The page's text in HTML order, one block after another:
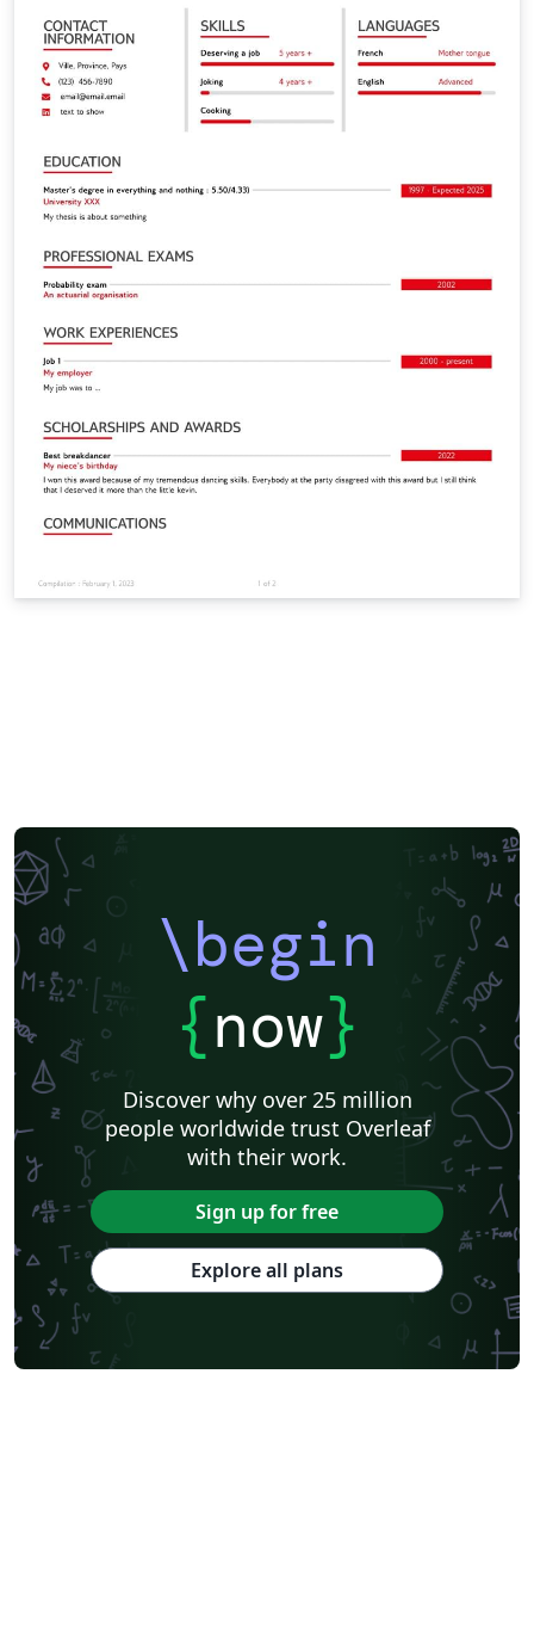
\begin
{now}
Discover why over 25 million
people worldwide trust Overleaf
with their work.
Sign up for free
Explore all plans